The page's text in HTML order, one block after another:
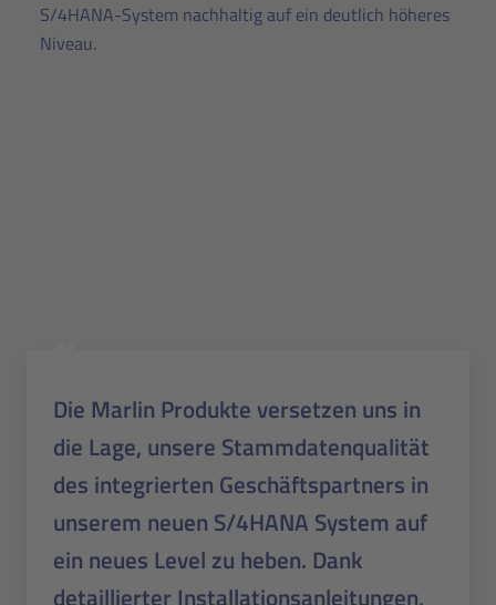
S/4HANA-System nachhaltig auf ein deutlich höheres
Niveau.
Die Marlin Produkte versetzen uns in
die Lage, unsere Stammdatenqualität
des integrierten Geschäftspartners in
unserem neuen S/4HANA System auf
ein neues Level zu heben. Dank
detaillierter Installationsanleitungen,